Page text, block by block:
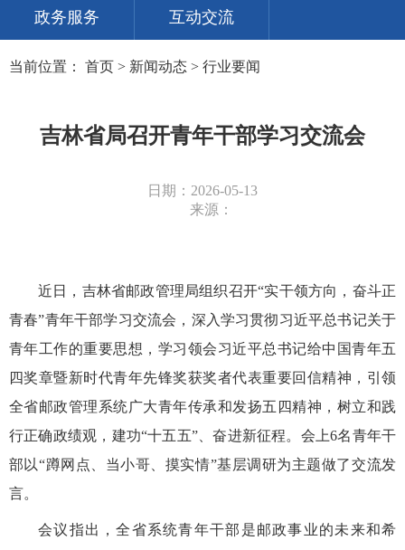
政务服务 互动交流
当前位置： 首页 > 新闻动态 > 行业要闻
吉林省局召开青年干部学习交流会
日期：2026-05-13
来源：
近日，吉林省邮政管理局组织召开“实干领方向，奋斗正
青春”青年干部学习交流会， 深入学习贯彻习近平总书记关于
青年工作的重要思想，学习领会习近平总书记给中国青年五
四奖章暨新时代青年先锋奖获奖者代表重要回信精神，引领
全省邮政管理系统广大青年传承和发扬五四精神，树立和践
行正确政绩观，建功“十五五”、奋进新征程。 会上6名青年干
部以“蹲网点、当小哥、摸实情”基层调研为主题做了交流发
言。
会议 指出，全省系统青年干部是邮政事业的未来和希